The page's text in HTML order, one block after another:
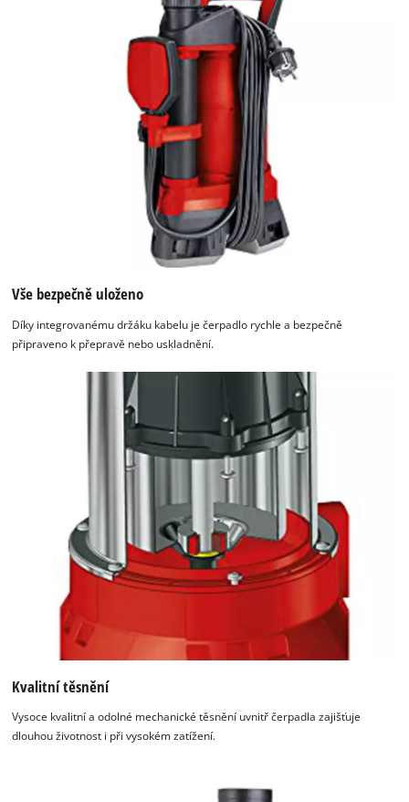
Vše bezpečně uloženo
Díky integrovanému držáku kabelu je čerpadlo rychle a bezpečně
připraveno k přepravě nebo uskladnění.
Kvalitní těsnění
Vysoce kvalitní a odolné mechanické těsnění uvnitř čerpadla zajišťuje
dlouhou životnost i při vysokém zatížení.